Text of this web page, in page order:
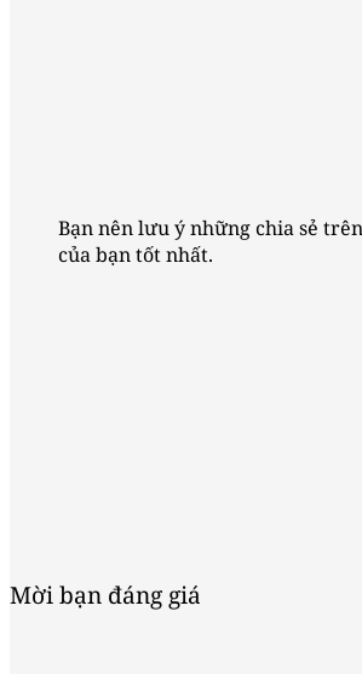
Bạn nên lưu ý những chia sẻ
của bạn tốt nhất.
Mời bạn đáng giá